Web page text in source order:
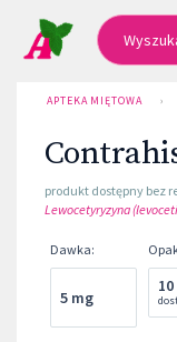
APTEKA MIĘTOWA ›
produkt dostępny bez
Lewocetyryzyna
Dawka:
5 mg